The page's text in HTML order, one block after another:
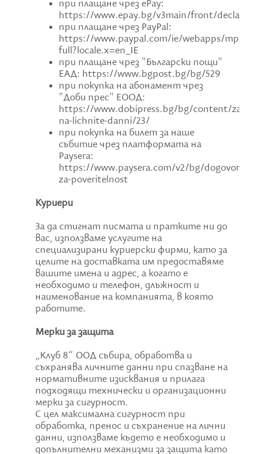
при плащане чрез ePay:
https://www.epay.bg/v3main/front/
при плащане чрез PayPal:
https://www.paypal.com/ie/webapps/mpp/
full?locale.x=en_IE
при плащане чрез "Български пощи"
ЕАД: https://www.bgpost.bg/bg/529
при покупка на абонамент чрез
"Доби прес" ЕООД:
https://www.dobipress.bg/bg/content/
na-lichnite-danni/23/
при покупка на билет за наше
събитие чрез платформата на
Paysera:
https://www.paysera.com/v2/bg/dogovori/
za-poveritelnost
Куриери
За да стигнат писмата и пратките ни до
вас, използваме услугите на
специализирани куриерски фирми, като за
целите на доставката им предоставяме
вашите имена и адрес, а когато е
необходимо и телефон, длъжност и
наименование на компанията, в която
работите.
Мерки за защита
„Клуб 8“ ООД събира, обработва и
съхранява личните данни при спазване на
нормативните изисквания и прилага
подходящи технически и организационни
мерки за сигурност.
С цел максимална сигурност при
обработка, пренос и съхранение на лични
данни, използваме където е необходимо и
допълнителни механизми за защита като